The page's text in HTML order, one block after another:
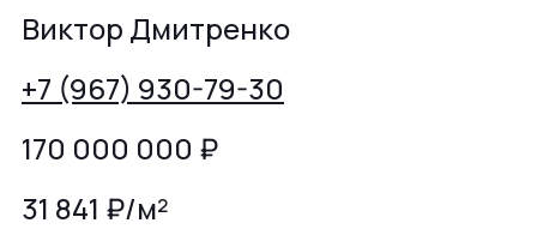
Виктор Дмитренко
+7 (967) 930-79-30
170 000 000 ₽
31 841 ₽/м²